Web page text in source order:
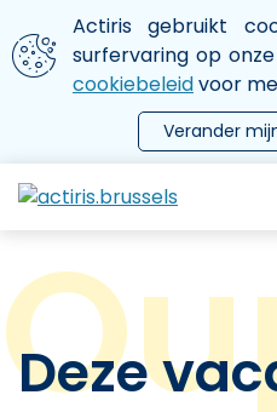
Aller au contenu principal
We gebruiken cookies
Actiris gebruikt
surfervaring op
cookiebeleidvoor
Verander
le menu
Deze